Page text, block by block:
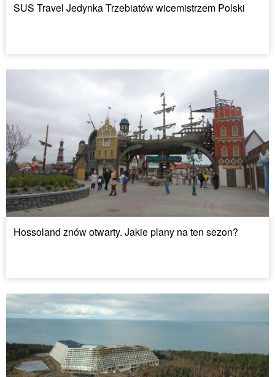
SUS Travel Jedynka Trzebiatów wicemistrzem Polski
Hossoland znów otwarty. Jakie plany na ten sezon?